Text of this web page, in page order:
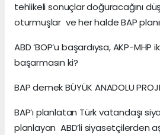
tehlikeli sonuçlar doğuracağını
oturmuşlar ve her halde BAP
ABD ‘BOP’u başardıysa, AKP-MHP
başarmasın ki?
BAP demek BÜYÜK ANADOLU
BAP’ı planlatan Türk vatandaşı
planlayan ABD’li siyasetçilerden